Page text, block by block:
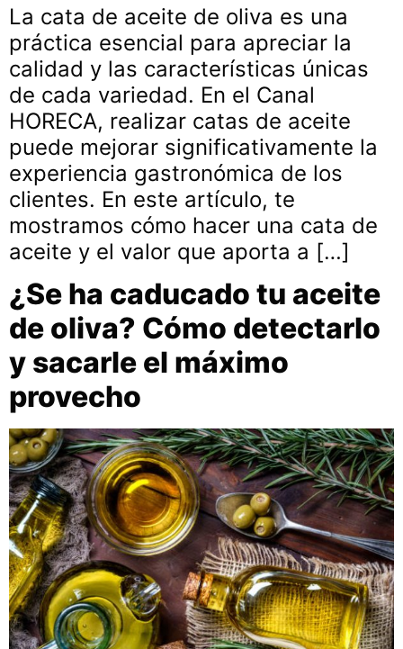
La cata de aceite de oliva es una
práctica esencial para apreciar la
calidad y las características únicas
de cada variedad. En el Canal
HORECA, realizar catas de aceite
puede mejorar significativamente la
experiencia gastronómica de los
clientes. En este artículo, te
mostramos cómo hacer una cata de
aceite y el valor que aporta a […]
¿Se ha caducado tu aceite
de oliva? Cómo detectarlo
y sacarle el máximo
provecho